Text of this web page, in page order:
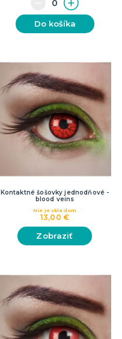
Do košíka
Kontaktné šošovky jednodňové -
blood veins
13,00 €
Nie je skladom
Zobraziť